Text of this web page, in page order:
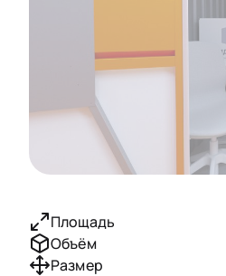
Площадь
Объём
Размер